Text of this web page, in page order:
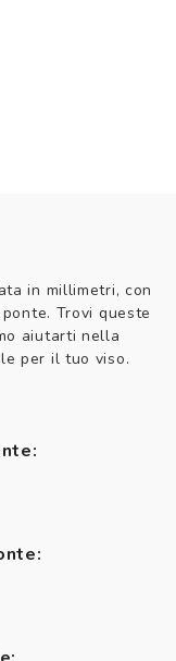
in millimetri, con
Trovi queste
aiutarti nella
per il tuo viso.